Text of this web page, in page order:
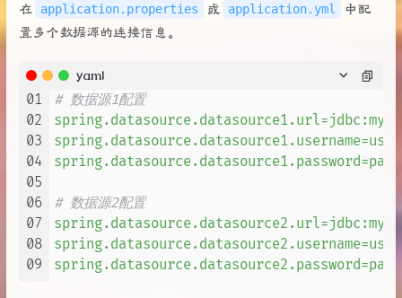
在 application.properties 或 application.yml
中配
置多个数据源的连接信息。
yaml
01
02
03
04
05
06
07
08
09
# 数据源1配置
# 数据源2配置